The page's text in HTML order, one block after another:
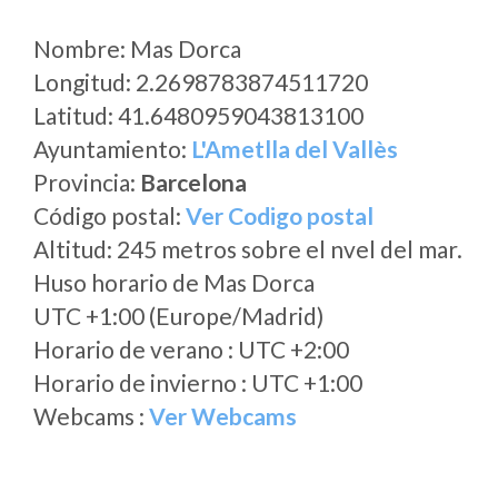
Nombre: Mas Dorca
Longitud: 2.2698783874511720
Latitud: 41.6480959043813100
Ayuntamiento: L'Ametlla del Vallès
Provincia: Barcelona
Código postal: Ver Codigo postal
Altitud: 245 metros sobre el nvel del mar.
Huso horario de Mas Dorca
UTC +1:00 (Europe/Madrid)
Horario de verano : UTC +2:00
Horario de invierno : UTC +1:00
Webcams : Ver Webcams